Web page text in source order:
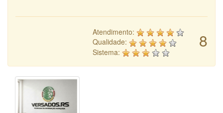
8
Atendimento:
Qualidade:
Sistema: